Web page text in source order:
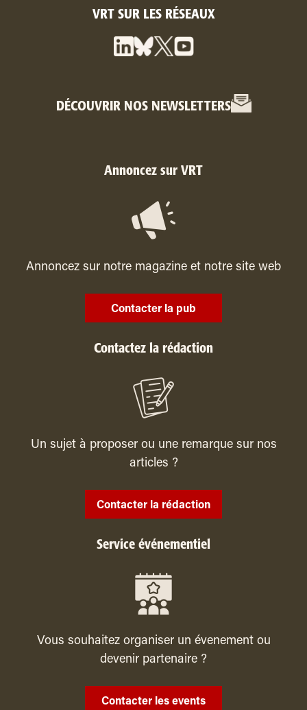
VRT SUR LES RÉSEAUX
DÉCOUVRIR NOS NEWSLETTERS
Annoncez sur VRT
Annoncez sur notre magazine et notre site web
Contacter la pub
Contactez la rédaction
Un sujet à proposer ou une remarque sur nos
articles ?
Contacter la rédaction
Service événementiel
Vous souhaitez organiser un évenement ou
devenir partenaire ?
Contacter les events